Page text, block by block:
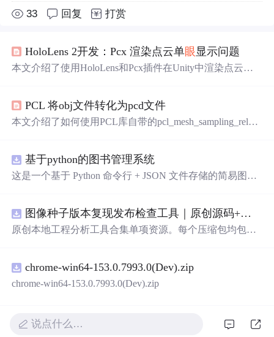
33 回复 打赏
HoloLens 2开发：Pcx 渲染点云单眼显示问题
本文介绍了使用HoloLens和Pcx插件在Unity中渲染点云文
改“StereoRenderingMode”从“SinglePass”到“MultiPass”，可
以解决该问题。
PCL 将obj文件转化为pcd文件
本文介绍了如何使用PCL库自带的pcl_mesh_sampling_releas
方法——通过CloudCompare软件进行转换。此外，还提供
了在CloudCompare中设置参数以生成所需点云的详细说
基于python的图书管理系统
这是一个基于 Python 命令行 + JSON 文件存储的简易图书
添加、删除、修改、搜索（按书名/作者/ISBN），每本书
记录馆藏总数和当前可借数量。 学生管理：支持学生信息
过借阅上限、是否重复借阅；还书时自动判断是否逾期
（期限 30 天）；支持查看全部借阅记录、逾期记录和某人
→ 业务层 → 界面层），职责清晰，易于扩展或替换（比
如把 JSON 换成数据库只需改 storage.py）；数据保存在本
图像种子版本复现发布检查工具｜原创源码+测试+离线报告
原创本地工程分析工具合集单项资源。每个压缩包均包含
行效果图、README、运行说明、功能清单、MIT License
及原创授权声明。Node.js 18+ 可直接运行，零第三方运行
chrome-win64-153.0.7993.0(Dev).zip
chrome-win64-153.0.7993.0(Dev).zip
说点什么…